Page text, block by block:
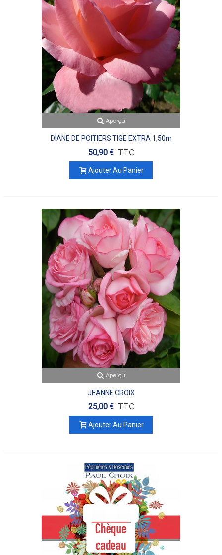
Aperçu
DIANE DE POITIERS TIGE EXTRA 1,50m
50,90 € TTC
Ajouter Au Panier
Aperçu
JEANNE CROIX
25,00 € TTC
Ajouter Au Panier